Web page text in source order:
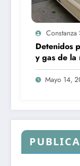
Constanza
Detenidos
y gas de la
de
Mayo 14,